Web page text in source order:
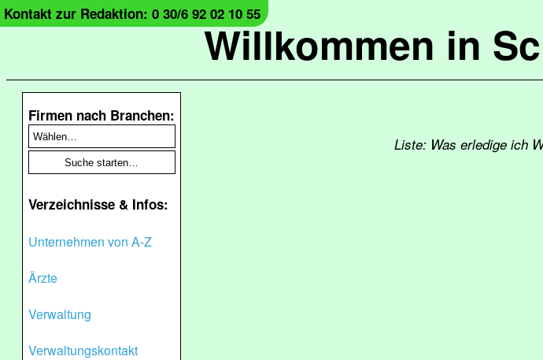
Willkommen in
Kontakt zur Redaktion: 0 30/6 92 02 10 55
Firmen nach Branchen:
Verzeichnisse & Infos:
Unternehmen von A-Z
Ärzte
Verwaltung
Verwaltungskontakt
Liste: Was erledige ich